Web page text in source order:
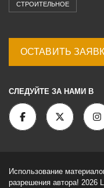
СТРОИТЕЛЬНОЕ
ОСТАВИТЬ
СЛЕДУЙТЕ ЗА НАМИ В
Использование
разрешения автора! 2026